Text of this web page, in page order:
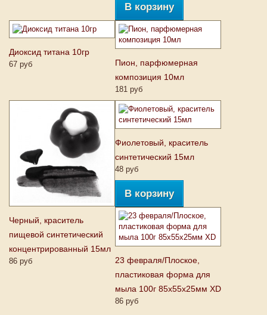
В корзину
Диоксид титана 10гр
67 руб
Пион, парфюмерная
композиция 10мл
181 руб
Черный, краситель
пищевой синтетический
концентрированный 15мл
86 руб
Фиолетовый, краситель
синтетический 15мл
48 руб
В корзину
23 февраля/Плоское,
пластиковая форма для
мыла 100г 85х55х25мм XD
86 руб